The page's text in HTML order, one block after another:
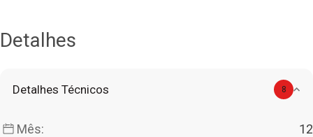
Detalhes
Detalhes Técnicos 8
Mês: 12